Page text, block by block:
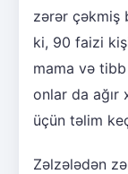
zərər çəkmiş
ki, 90 faizi
mama və tibb
onlar da ağır
üçün təlim
Zəlzələdən